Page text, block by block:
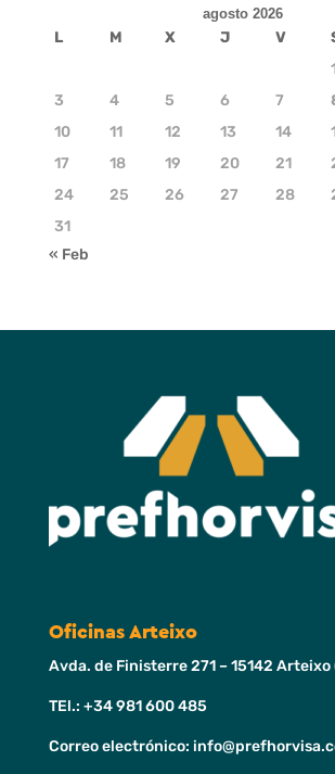
agosto 2026
L M X J V
3
4 5 6 7
10
11 12 13 14
17
18 19 20 21
24
25 26 27 28
31
« Feb
Oficinas Arteixo
Avda. de Finisterre 271 – 15142 Arteixo
TEl.: +34 981 600 485
Correo electrónico: